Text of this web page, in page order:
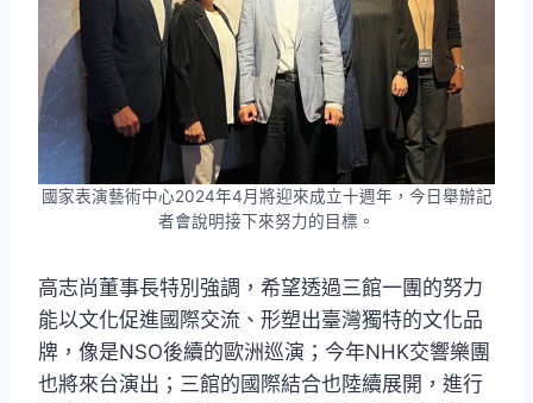
國家表演藝術中心2024年4月將迎來成立十週年，今日舉辦記
者會說明接下來努力的目標。
高志尚董事長特別強調，希望透過三館一團的努力
能以文化促進國際交流、形塑出臺灣獨特的文化品
牌，像是NSO後續的歐洲巡演；今年NHK交響樂團
也將來台演出；三館的國際結合也陸續展開，進行